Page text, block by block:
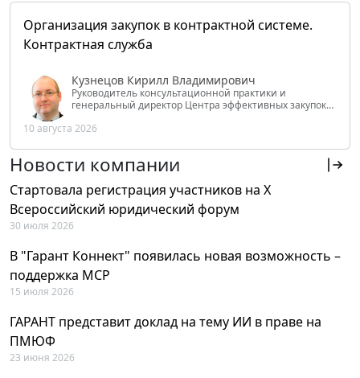
Организация закупок в контрактной системе.
Контрактная служба
Кузнецов Кирилл Владимирович
Руководитель консультационной практики и
генеральный директор Центра эффективных закупок
РФ
10 августа 2026
Новости компании
Стартовала регистрация участников на X
Всероссийский юридический форум
30 июля 2026
В "Гарант Коннект" появилась новая возможность –
поддержка MCP
15 июля 2026
ГАРАНТ представит доклад на тему ИИ в праве на
ПМЮФ
23 июня 2026